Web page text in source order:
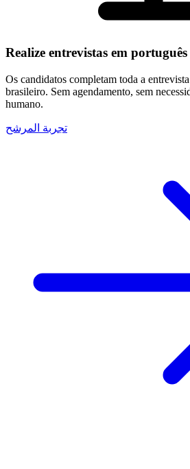
Realize entrevistas em
Os candidatos completam toda a
brasileiro. Sem agendamento, sem
humano.
تجربة المرشح